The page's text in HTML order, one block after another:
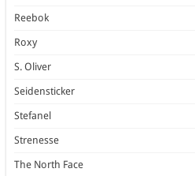
Reebok
Roxy
S. Oliver
Seidensticker
Stefanel
Strenesse
The North Face